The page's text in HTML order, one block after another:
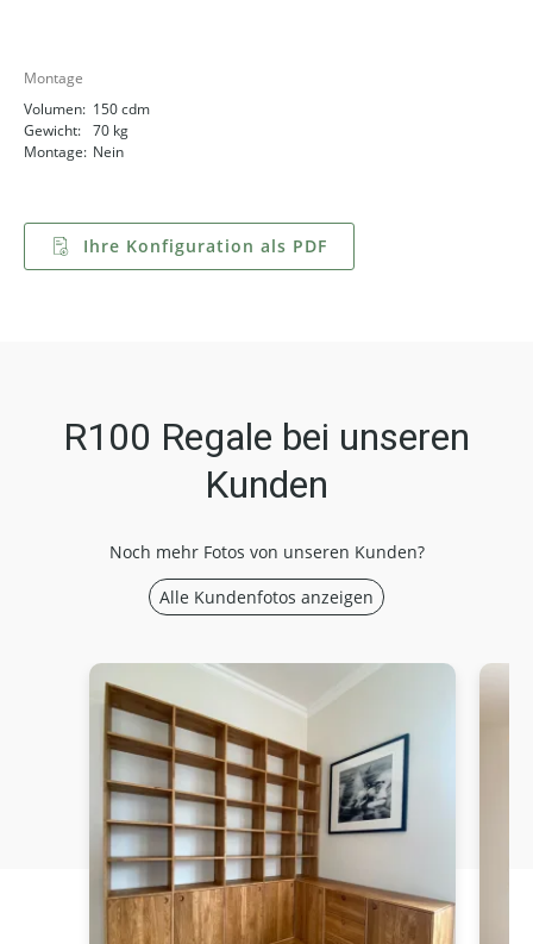
Montage
Volumen: 150 cdm
Gewicht: 70 kg
Montage: Nein
Ihre Konfiguration als PDF
R100 Regale bei unseren
Kunden
Noch mehr Fotos von unseren Kunden?
Alle Kundenfotos anzeigen